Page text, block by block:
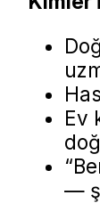
Ev
—